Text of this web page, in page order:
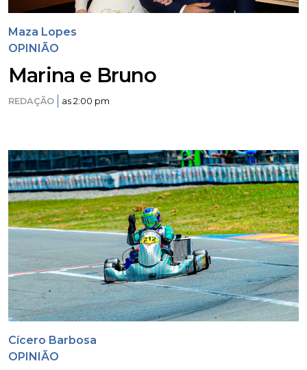
Maza Lopes
OPINIÃO
Marina e Bruno
REDAÇÃO as 2:00 pm
Cícero Barbosa
OPINIÃO